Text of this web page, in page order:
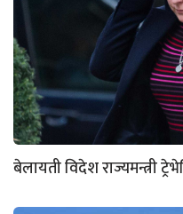
बेलायती विदेश राज्यमन्त्री